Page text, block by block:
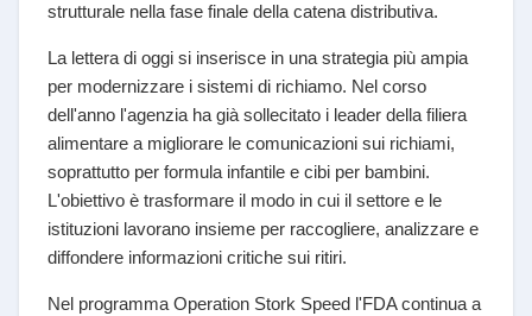
strutturale nella fase finale della catena distributiva.
La lettera di oggi si inserisce in una strategia più ampia
per modernizzare i sistemi di richiamo. Nel corso
dell'anno l'agenzia ha già sollecitato i leader della filiera
alimentare a migliorare le comunicazioni sui richiami,
soprattutto per formula infantile e cibi per bambini.
L'obiettivo è trasformare il modo in cui il settore e le
istituzioni lavorano insieme per raccogliere, analizzare e
diffondere informazioni critiche sui ritiri.
Nel programma Operation Stork Speed l'FDA continua a